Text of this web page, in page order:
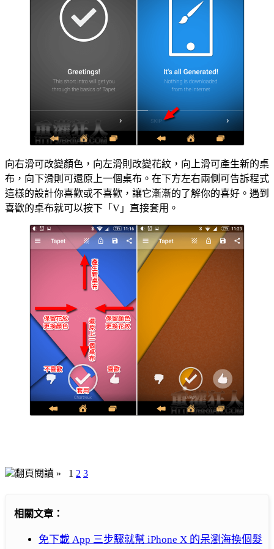
向右滑可改變顏色，向左滑則改變花紋，向上滑可產生新的桌
布，向下滑則可還原上一個桌布。在下方左右兩側可告訴程式
這樣的設計你喜歡或不喜歡，讓它漸漸的了解你的喜好。遇到
喜歡的桌布就可以按下「V」直接套用。
翻頁閱讀 » 1 2 3
相關文章：
免下載 App 三步驟就幫 iPhone X 的呆瀏海換個髮